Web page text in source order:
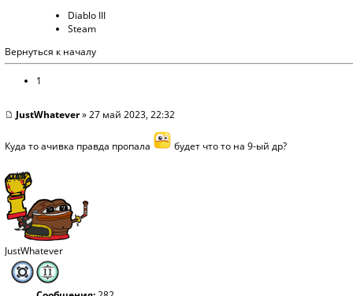
Diablo III
Steam
Вернуться к началу
1
JustWhatever» 27 май 2023, 22:32
Куда то ачивка правда пропала будет что то на 9-ый др?
JustWhatever